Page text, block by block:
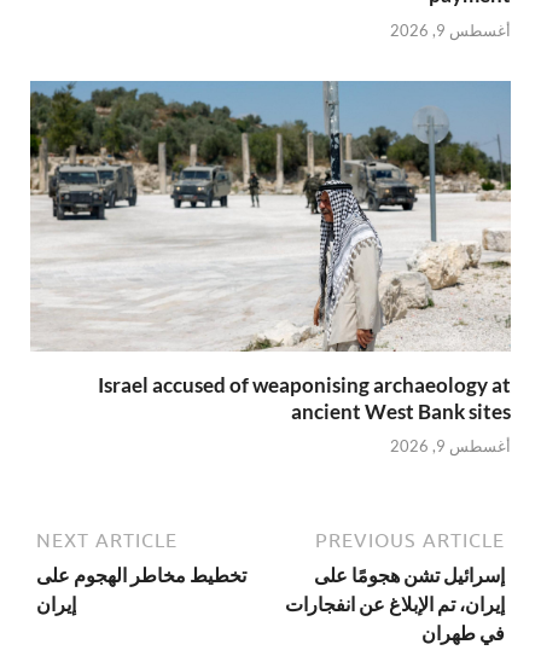
أغسطس 9, 2026
Israel accused of weaponising archaeology at
ancient West Bank sites
أغسطس 9, 2026
PREVIOUS ARTICLE
إسرائيل تشن هجومًا على
إيران، تم الإبلاغ عن انفجارات
في طهران
NEXT ARTICLE
تخطيط مخاطر الهجوم على
إيران